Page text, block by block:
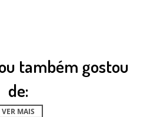
também gostou
de:
VER MAIS